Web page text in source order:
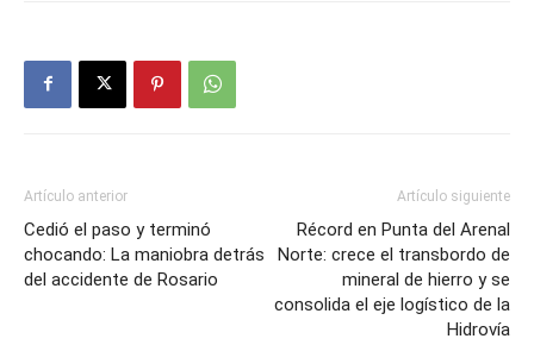
Artículo anterior
Cedió el paso y terminó
chocando: La maniobra detrás
del accidente de Rosario
Artículo siguiente
Récord en Punta del Arenal
Norte: crece el transbordo de
mineral de hierro y se
consolida el eje logístico de la
Hidrovía